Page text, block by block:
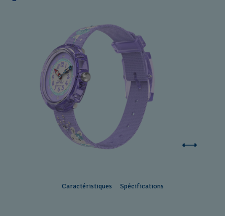
Caractéristiques Spécifications